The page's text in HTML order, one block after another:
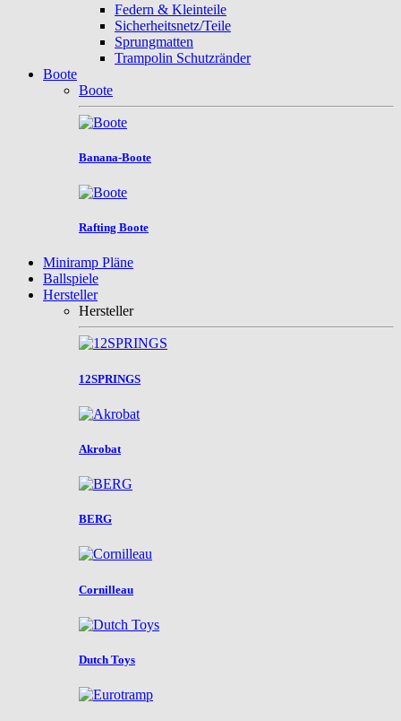
Federn & Kleinteile
Sicherheitsnetz/Teile
Sprungmatten
Trampolin Schutzränder
Boote
Boote
Banana-Boote
Rafting Boote
Miniramp Pläne
Ballspiele
Hersteller
Hersteller
12SPRINGS
Akrobat
BERG
Cornilleau
Dutch Toys